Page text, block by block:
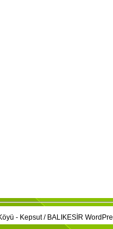
- Kepsut / BALIKESİR